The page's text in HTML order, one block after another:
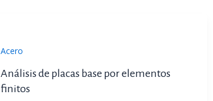
Acero
Análisis de placas base por elementos
finitos